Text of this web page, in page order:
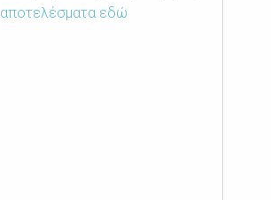
αποτελέσματα εδώ